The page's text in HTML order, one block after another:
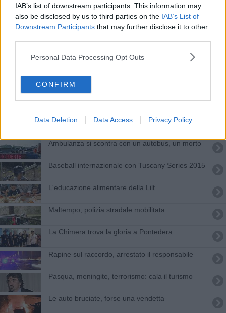
IAB’s list of downstream participants. This information may
also be disclosed by us to third parties on the IAB’s List of
Downstream Participants that may further disclose it to other
Personal Data Processing Opt Outs
CONFIRM
Data Deletion Data Access Privacy Policy
Orari e regole nella Settimana del quartierista
Aggressioni agli autisti, allarme nell'aretino
Capodanno, alberghi aretini al completo
Svaligiato negozio di computer in pieno centro
Arrestati tre romeni con 600 chili di rame rubato
“Festival del territorio”, non c’è due senza tre!
Ambulanza si scontra con un autobus, un morto
Baseball internazionale con Tuscany Series 2015
L'educazione alimentare della Lilt
Maltempo, polizia stradale mobilitata
La Chimera trova la gloria a Pontedera
Rapine sul raccordo, arrestato il responsabile
Pasqua, meningite, terrorismo: cala il turismo
Le auto bruciate, forse una vendetta